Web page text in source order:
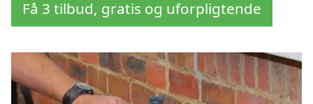
Få 3 tilbud, gratis og uforpligtende